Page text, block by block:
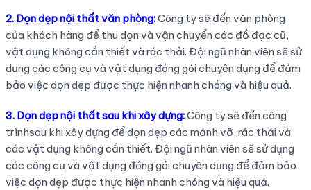
2. Dọn dẹp nội thất văn phòng:Công ty sẽ đến văn phòng
của khách hàng để thu dọn và vận chuyển các đồ đạc cũ,
vật dụng không cần thiết và rác thải. Đội ngũ nhân viên sẽ sử
dụng các công cụ và vật dụng đóng gói chuyên dụng để đảm
bảo việc dọn dẹp được thực hiện nhanh chóng và hiệu quả.
3. Dọn dẹp nội thất sau khi xây dựng:Công ty sẽ đến công
trìnhsau khi xây dựng để dọn dẹp các mảnh vỡ, rác thải và
các vật dụng không cần thiết. Đội ngũ nhân viên sẽ sử dụng
các công cụ và vật dụng đóng gói chuyên dụng để đảm bảo
việc dọn dẹp được thực hiện nhanh chóng và hiệu quả.